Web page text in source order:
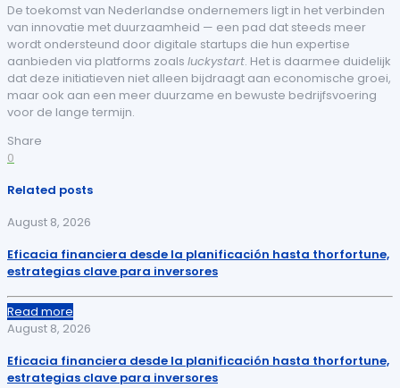
De toekomst van Nederlandse ondernemers ligt in het verbinden
van innovatie met duurzaamheid — een pad dat steeds meer
wordt ondersteund door digitale startups die hun expertise
aanbieden via platforms zoals luckystart. Het is daarmee duidelijk
dat deze initiatieven niet alleen bijdraagt aan economische groei,
maar ook aan een meer duurzame en bewuste bedrijfsvoering
voor de lange termijn.
Share
0
Related posts
August 8, 2026
Eficacia financiera desde la planificación hasta thorfortune,
estrategias clave para inversores
Read more
August 8, 2026
Eficacia financiera desde la planificación hasta thorfortune,
estrategias clave para inversores